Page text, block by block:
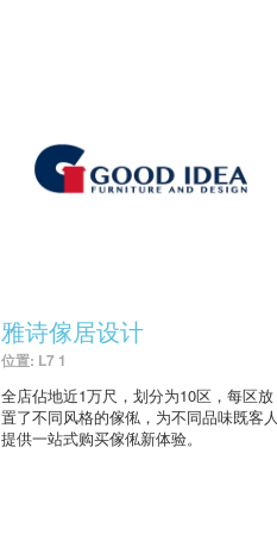
雅诗傢居设计
位置: L7 1
全店佔地近1万尺，划分为10区，每区放
置了不同风格的傢俬，为不同品味既客人
提供一站式购买傢俬新体验。